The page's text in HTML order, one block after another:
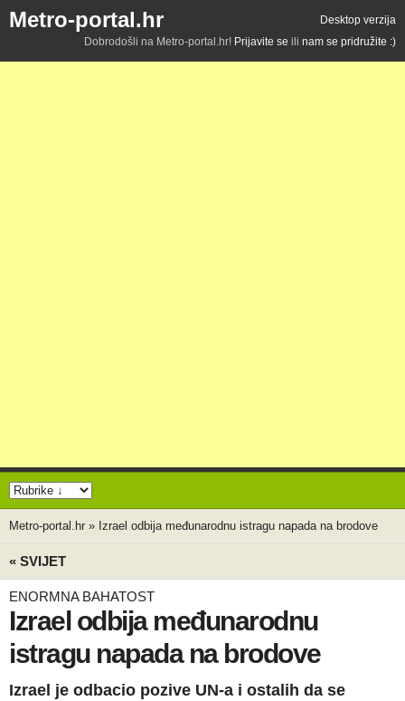
Metro-portal.hr
Desktop verzija
Dobrodošli na Metro-portal.hr! Prijavite se ili nam se pridružite :)
Metro-portal.hr » Izrael odbija međunarodnu istragu napada na brodove
« SVIJET
ENORMNA BAHATOST
Izrael odbija međunarodnu
istragu napada na brodove
Izrael je odbacio pozive UN-a i ostalih da se